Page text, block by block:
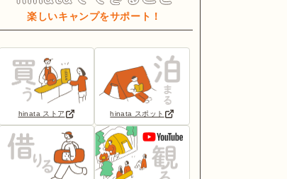
楽しいキャンプをサポート！
hinata ストア hinata スポット